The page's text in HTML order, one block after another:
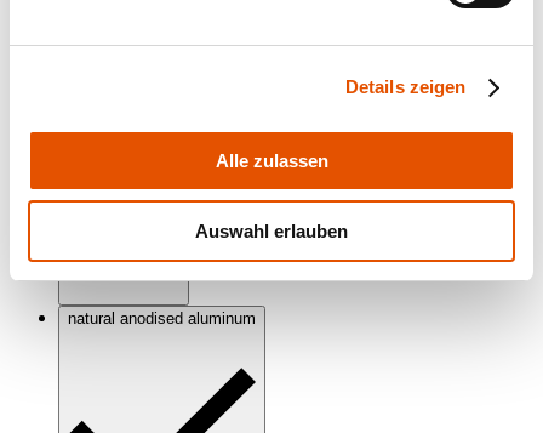
Details zeigen
Alle zulassen
Auswahl erlauben
natural anodised aluminum